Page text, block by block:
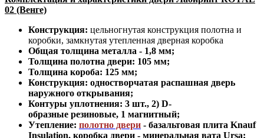
02 (Венге)
Конструкция: цельногнутая конструкция полотна и
коробки, замкнутая утепленная дверная коробка
Общая толщина металла - 1,8 мм;
Толщина полотна двери: 105 мм;
Толщина короба: 125 мм;
Конструкция: одностворчатая распашная дверь
наружного открывания;
Контуры уплотнения: 3 шт., 2) D-
образные резиновые, 1 магнитный;
Утепление: полотно двери - базальтовая плита Knauf
Insulation, коробка двери - минеральная вата Ursa;